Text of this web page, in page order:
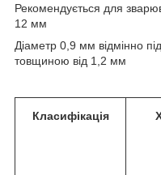
Рекомендується для
12 мм
Діаметр 0,9 мм відмінно
товщиною від 1,2 мм
Класифікація